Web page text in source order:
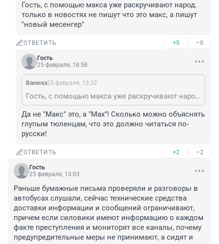
Гость, с помощью макса уже раскручивают народ.
только в новостях не пишут что это макс, а пишут
"новый месенгер"
ОТВЕТИТЬ +5 –0
Гость
25 февраля, 18:58
Вaнюха25 февраля, 13:32
Гость, с помощью макса уже раскручивают народ. только в новостях не пишут что это макс, а пишут "новый месенгер"
Да не "Макс" это, а "Мах"! Сколько можно объяснять
глупым тюленцам, что это должно читаться по-
русски!
ОТВЕТИТЬ +2 –2
Гость
25 февраля, 13:03
Раньше бумажные письма проверяли и разговоры в
автобусах слушали, сейчас технические средства
доставки информации и сообщений ограничивают,
причем если силовики имеют информацию о каждом
факте преступления и мониторят все каналы, почему
предупредительные меры не принимают, а сидят и